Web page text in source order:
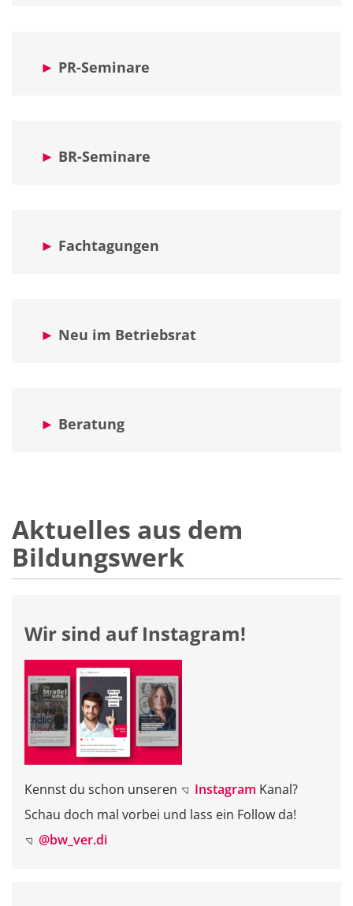
► PR-Seminare
► BR-Seminare
► Fachtagungen
► Neu im Betriebsrat
► Beratung
Aktuelles aus dem
Bildungswerk
Wir sind auf Instagram!
Kennst du schon unseren Instagram Kanal?
Schau doch mal vorbei und lass ein Follow da!
@bw_ver.di